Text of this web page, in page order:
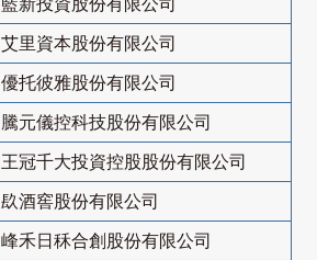
艾里資本股份有限公司
優托彼雅股份有限公司
騰元儀控科技股份有限公司
王冠千大投資控股股份有限公司
镹酒窖股份有限公司
峰禾日秝合創股份有限公司